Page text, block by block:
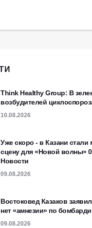
Think Healthy Group: В
возбудителей
10.08.2026
Уже скоро - в Казани стали
сцену для «Новой волны»
Новости
09.08.2026
Востоковед Казаков
нет «амнезии» по
09.08.2026